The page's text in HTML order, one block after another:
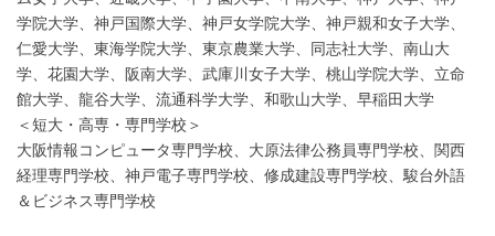
学院大学、神戸国際大学、神戸女学院大学、神戸親和女子大学、
仁愛大学、東海学院大学、東京農業大学、同志社大学、南山大
学、花園大学、阪南大学、武庫川女子大学、桃山学院大学、立命
館大学、龍谷大学、流通科学大学、和歌山大学、早稲田大学
＜短大・高専・専門学校＞
大阪情報コンピュータ専門学校、大原法律公務員専門学校、関西
経理専門学校、神戸電子専門学校、修成建設専門学校、駿台外語
＆ビジネス専門学校